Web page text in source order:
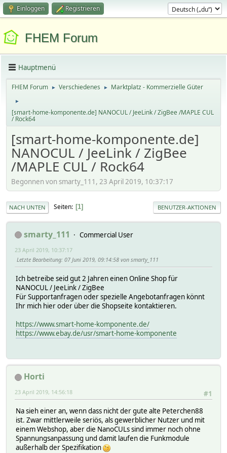
Einloggen Registrieren
FHEM Forum
Hauptmenü
FHEM Forum ► Verschiedenes ► Marktplatz - Kommerzielle Güter
►
[smart-home-komponente.de] NANOCUL / JeeLink / ZigBee /MAPLE CUL
/ Rock64
[smart-home-komponente.de]
NANOCUL / JeeLink / ZigBee
/MAPLE CUL / Rock64
Begonnen von smarty_111, 23 April 2019, 10:37:17
NACH UNTEN Seiten 1 BENUTZER-AKTIONEN
smarty_111 Commercial User
23 April 2019, 10:37:17
Letzte Bearbeitung: 07 Juni 2019, 09:14:58 von smarty_111
Ich betreibe seid gut 2 Jahren einen Online Shop für
NANOCUL / JeeLink / ZigBee
Für Supportanfragen oder spezielle Angebotanfragen könnt
Ihr mich hier oder über die Shopseite kontaktieren.
https://www.smart-home-komponente.de/
https://www.ebay.de/usr/smart-home-komponente
Horti
#1
23 April 2019, 14:56:18
Na sieh einer an, wenn dass nicht der gute alte Peterchen88
ist. Zwar mittlerweile seriös, als gewerblicher Nutzer und mit
einem Webshop, aber die NanoCULs sind immer noch ohne
Spannungsanpassung und damit laufen die Funkmodule
außerhalb der Spezifikation